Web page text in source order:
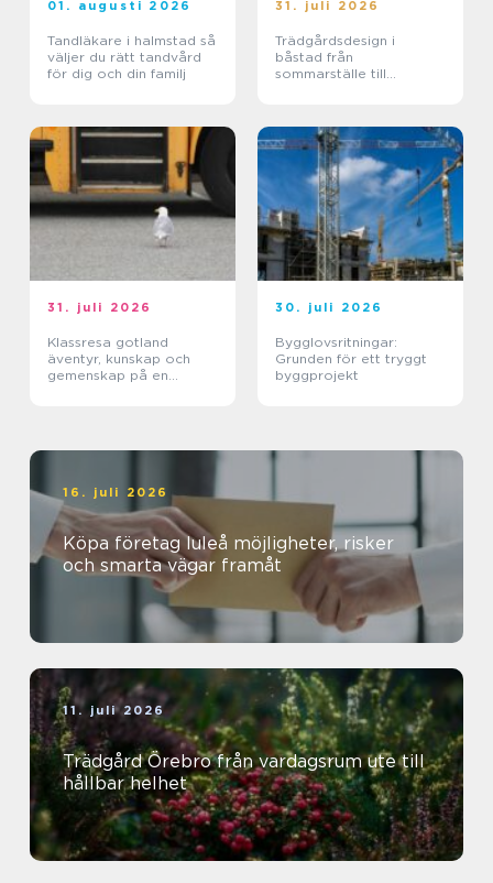
01. augusti 2026
Tandläkare i halmstad så
väljer du rätt tandvård
för dig och din familj
31. juli 2026
Trädgårdsdesign i
båstad från
sommarställe till
31. juli 2026
Klassresa gotland
äventyr, kunskap och
gemenskap på en
30. juli 2026
Bygglovsritningar:
Grunden för ett tryggt
byggprojekt
16. juli 2026
Köpa företag luleå möjligheter, risker
och smarta vägar framåt
11. juli 2026
Trädgård Örebro från vardagsrum ute till
hållbar helhet